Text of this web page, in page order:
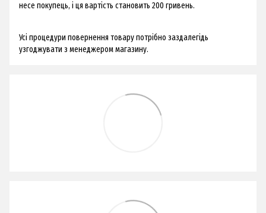
несе покупець, і ця вартість становить 200 гривень.
Усі процедури повернення товару потрібно заздалегідь
узгоджувати з менеджером магазину.